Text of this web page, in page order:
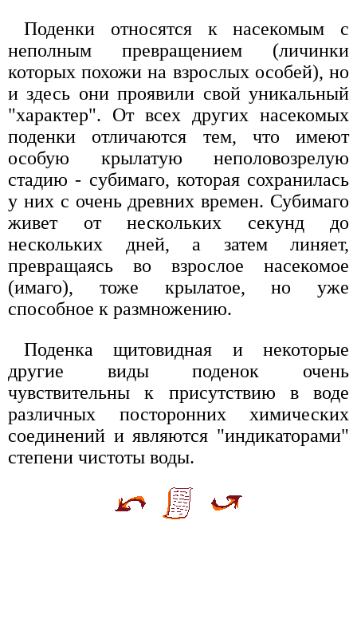
Поденки относятся к насекомым с
неполным превращением (личинки
которых похожи на взрослых особей), но
и здесь они проявили свой уникальный
"характер". От всех других насекомых
поденки отличаются тем, что имеют
особую крылатую неполовозрелую
стадию - субимаго, которая сохранилась
у них с очень древних времен. Субимаго
живет от нескольких секунд до
нескольких дней, а затем линяет,
превращаясь во взрослое насекомое
(имаго), тоже крылатое, но уже
способное к размножению.
Поденка щитовидная и некоторые
другие виды поденок очень
чувствительны к присутствию в воде
различных посторонних химических
соединений и являются "индикаторами"
степени чистоты воды.